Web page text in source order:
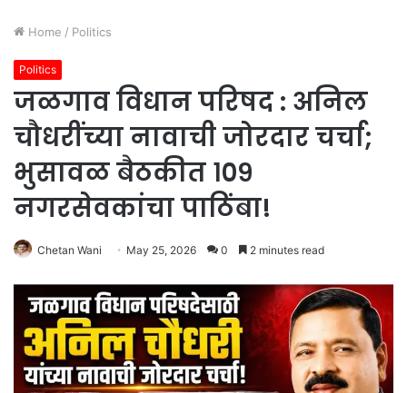
Home / Politics
Politics
जळगाव विधान परिषद : अनिल
चौधरींच्या नावाची जोरदार चर्चा;
भुसावळ बैठकीत १०९
नगरसेवकांचा पाठिंबा!
Chetan Wani May 25, 2026 0 2 minutes read